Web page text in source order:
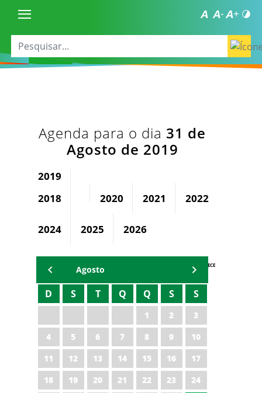
Agenda para o dia 31 de
Agosto de 2019
2019
2018
2020 2021 2022
2024 2025 2026
AGENDA IPECE
Agosto
D S T Q Q S S
1 2
3
4
5 6 7 8 9
10
11
12 13 14 15 16
17
18
19 20 21 22 23
24